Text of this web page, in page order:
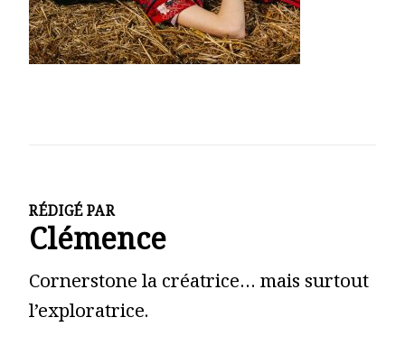
RÉDIGÉ PAR
Clémence
Cornerstone la créatrice… mais surtout
l’exploratrice.